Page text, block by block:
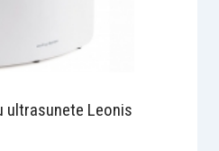
ultrasunete Leonis